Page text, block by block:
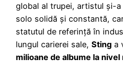
global al trupei, artistul și-
solo solidă și constantă,
statutul de referință în
lungul carierei sale, Sting a
milioane de albume la nivel